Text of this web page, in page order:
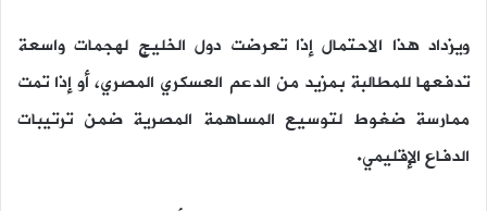
ويزداد هذا الاحتمال إذا تعرضت دول الخليج لهجمات واسعة
تدفعها للمطالبة بمزيد من الدعم العسكري المصري، أو إذا تمت
ممارسة ضغوط لتوسيع المساهمة المصرية ضمن ترتيبات
الدفاع الإقليمي.